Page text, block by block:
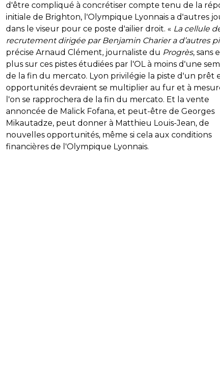
d'être compliqué à concrétiser compte tenu de la
initiale de Brighton, l'Olympique Lyonnais a d'autres
dans le viseur pour ce poste d'ailier droit. « La cellule
recrutement dirigée par Benjamin Charier a d’autres
précise Arnaud Clément, journaliste du Progrès, sans
plus sur ces pistes étudiées par l'OL à moins d'une
de la fin du mercato. Lyon privilégie la piste d'un prêt
opportunités devraient se multiplier au fur et à
l'on se rapprochera de la fin du mercato. Et la vente
annoncée de Malick Fofana, et peut-être de Georges
Mikautadze, peut donner à Matthieu Louis-Jean, de
nouvelles opportunités, même si cela aux conditions
financières de l'Olympique Lyonnais.